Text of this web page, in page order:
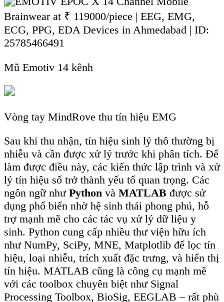
Hướng nghiên cứu này không chỉ góp phần hiện
đại hóa các công cụ chẩn đoán và điều trị trong
y học mà còn mở ra nhiều ứng dụng tiềm năng
như điều khiển thiết bị bằng sóng não, phát triển
các hệ thống phục hồi chức năng thông minh và
giám sát sức khỏe cá nhân theo thời gian thực.
trí tuệ nhân tạo đang tạo nên một xu hướng liên
hiện đại.